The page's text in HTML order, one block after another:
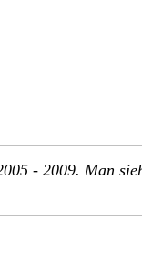
- 2009. Man